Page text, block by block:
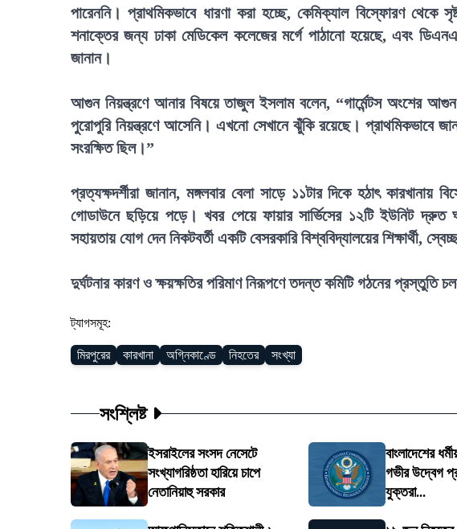
পারেননি। প্রাথমিকভাবে ধারণা করা হচ্ছে, কেমিক্যাল বিস্ফোরণ থেকে
শনাক্তের জন্য ঢাকা মেডিকেল কলেজের মর্গে পাঠানো হয়েছে, এবং
জানান।
আগুন নিয়ন্ত্রণে আনার বিষয়ে তাজুল ইসলাম বলেন, “গার্মেন্টস অংশের
পুরোপুরি নিয়ন্ত্রণে আসেনি। এখনো সেখানে ঝুঁকি রয়েছে। প্রাথমিকভাবে
সংরক্ষিত ছিল।”
প্রত্যক্ষদর্শীরা জানান, মঙ্গলবার বেলা সাড়ে ১১টার দিকে হঠাৎ
গোডাউনে ছড়িয়ে পড়ে। খবর পেয়ে ফায়ার সার্ভিসের ১২টি ইউনিট
সহায়তায় যোগ দেন নিকটবর্তী একটি বেসরকারি বিশ্ববিদ্যালয়ের শিক্ষার্থী,
দুর্ঘটনার কারণ ও ক্ষয়ক্ষতির পরিমাণ নিরূপণে তদন্ত কমিটি গঠনের প্রস্তুতি
ট্যাগসমূহ:
মিরপুরের কারখানা অগ্নিকাণ্ডে নিহতের সংখ্যা
সংশ্লিষ্ট
ইসরাইলের সংসদ নেসেটে
সংখ্যাগরিষ্ঠতা হারিয়ে চাপে
নেতানিয়াহু সরকার
বাংলাদেশের
গভীর উদ্বেগ
যুক্তরা...